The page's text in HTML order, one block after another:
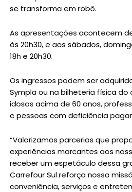
se transforma em robô.
As apresentações acontecem
às 20h30, e aos sábados,
18h e 20h30.
Os ingressos podem ser
Sympla ou na bilheteria física do
idosos acima de 60 anos,
e pessoas com deficiência
“Valorizamos parcerias que
experiências marcantes aos
receber um espetáculo dessa
Carrefour Sul reforça nossa
conveniência, serviços e